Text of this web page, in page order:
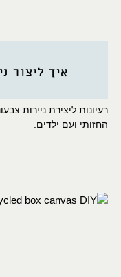
איך ליצור
רעיונות ליצירת ניירות
החזותי ועם ילדים.